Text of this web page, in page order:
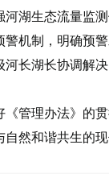
湖生态流量监
机制，明确预
长湖长协调解
管理办法》的
然和谐共生的